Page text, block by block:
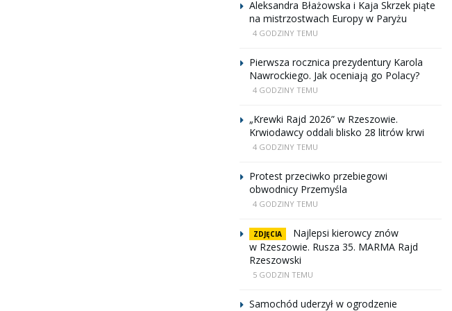
Aleksandra Błażowska i Kaja Skrzek piąte
na mistrzostwach Europy w Paryżu
4 GODZINY TEMU
Pierwsza rocznica prezydentury Karola
Nawrockiego. Jak oceniają go Polacy?
4 GODZINY TEMU
„Krewki Rajd 2026” w Rzeszowie.
Krwiodawcy oddali blisko 28 litrów krwi
4 GODZINY TEMU
Protest przeciwko przebiegowi
obwodnicy Przemyśla
4 GODZINY TEMU
ZDJĘCIA
Najlepsi kierowcy znów
w Rzeszowie. Rusza 35. MARMA Rajd
Rzeszowski
5 GODZIN TEMU
Samochód uderzył w ogrodzenie